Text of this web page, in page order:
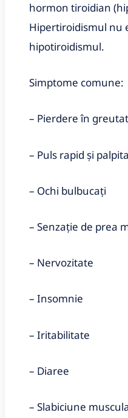
hormon tiroidian
Hipertiroidismul nu
hipotiroidismul.
Simptome comune:
– Pierdere în
– Puls rapid și
– Ochi bulbucaţi
– Senzație de prea
– Nervozitate
– Insomnie
– Iritabilitate
– Diaree
– Slabiciune